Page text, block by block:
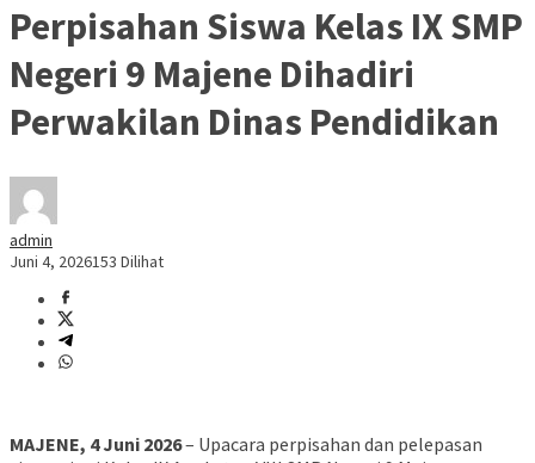
Perpisahan Siswa Kelas IX SMP
Negeri 9 Majene Dihadiri
Perwakilan Dinas Pendidikan
admin
Juni 4, 2026153 Dilihat
MAJENE, 4 Juni 2026– Upacara perpisahan dan pelepasan